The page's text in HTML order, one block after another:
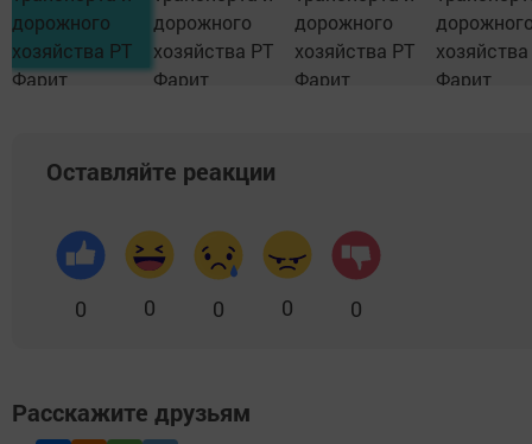
Оставляйте реакции
0 0 0 0 0
Расскажите друзьям